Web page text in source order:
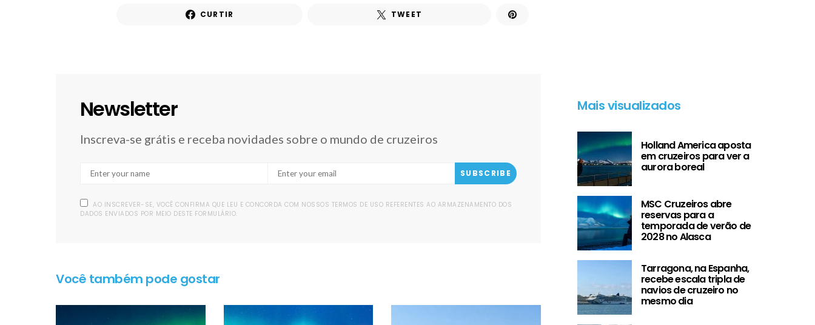
CURTIR TWEET
Newsletter
Inscreva-se grátis e receba novidades sobre o mundo de cruzeiros
SUBSCRIBE
AO INSCREVER-SE, VOCÊ CONFIRMA QUE LEU E CONCORDA COM NOSSOS TERMOS DE USO REFERENTES AO ARMAZENAMENTO DOS
DADOS ENVIADOS POR MEIO DESTE FORMULÁRIO.
Você também pode gostar
Mais visualizados
Holland America aposta
em cruzeiros para ver a
aurora boreal
MSC Cruzeiros abre
reservas para a
temporada de verão de
2028 no Alasca
Tarragona, na Espanha,
recebe escala tripla de
navios de cruzeiro no
mesmo dia